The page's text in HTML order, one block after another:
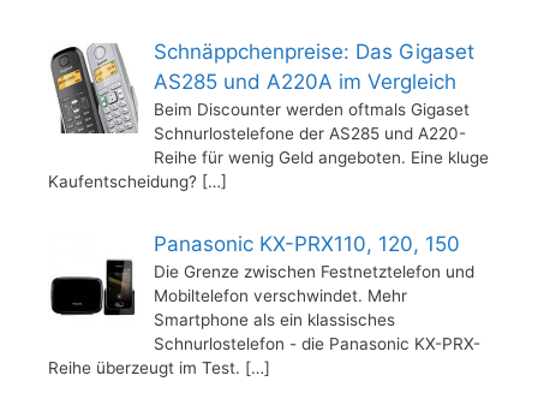
Schnäppchenpreise: Das Gigaset
AS285 und A220A im Vergleich
Beim Discounter werden oftmals Gigaset
Schnurlostelefone der AS285 und A220-
Reihe für wenig Geld angeboten. Eine kluge
Kaufentscheidung? […]
Panasonic KX-PRX110, 120, 150
Die Grenze zwischen Festnetztelefon und
Mobiltelefon verschwindet. Mehr
Smartphone als ein klassisches
Schnurlostelefon - die Panasonic KX-PRX-
Reihe überzeugt im Test. […]